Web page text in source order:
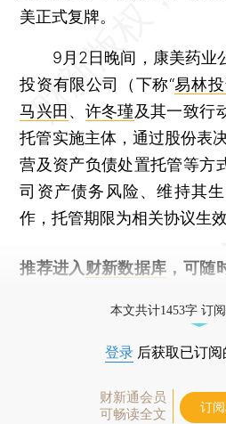
美正式复牌。
9月2日晚间，康美药业
投资有限公司（下称“易林
马兴田 、 许冬瑾及其一致行
托管实施主体，通过股份表
营及资产负债处置托管等方
司资产债务风险、维持其
作，托管期限为相关协议生
推荐进入 财新数据库 ，可随
本文共计1453字 订
登录 后获取已订
财新通会员
可畅读全文
订